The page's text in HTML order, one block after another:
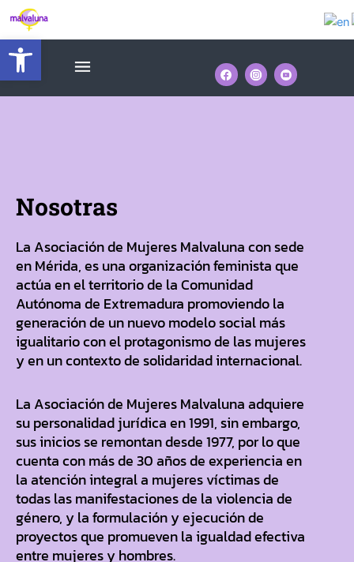
Abrir barra de herramientas
contenido
Menú
Nosotras
La Asociación de Mujeres Malvaluna con sede
en Mérida, es una organización feminista que
actúa en el territorio de la Comunidad
Autónoma de Extremadura promoviendo la
generación de un nuevo modelo social más
igualitario con el protagonismo de las mujeres
y en un contexto de solidaridad internacional.
La Asociación de Mujeres Malvaluna adquiere
su personalidad jurídica en 1991, sin embargo,
sus inicios se remontan desde 1977, por lo que
cuenta con más de 30 años de experiencia en
la atención integral a mujeres víctimas de
todas las manifestaciones de la violencia de
género, y la formulación y ejecución de
proyectos que promueven la igualdad efectiva
entre mujeres y hombres.